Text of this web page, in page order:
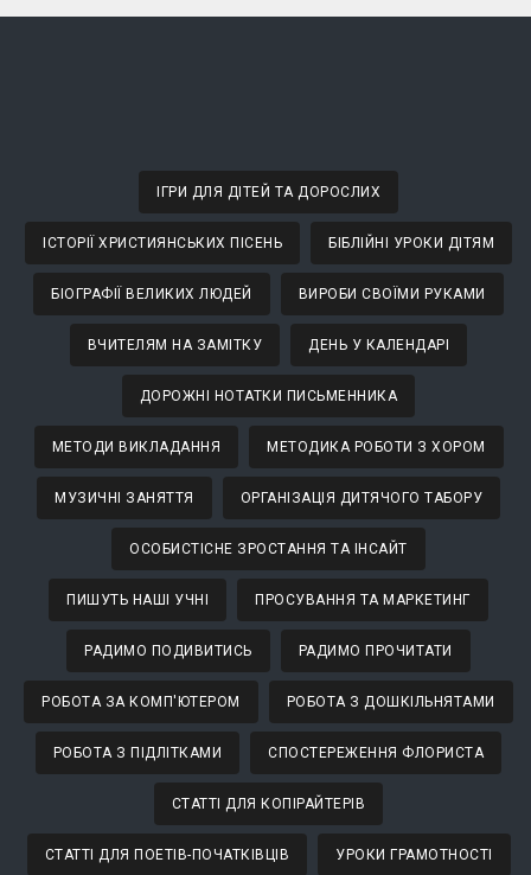
ІГРИ ДЛЯ ДІТЕЙ ТА ДОРОСЛИХ
ІСТОРІЇ ХРИСТИЯНСЬКИХ ПІСЕНЬ БІБЛІЙНІ УРОКИ ДІТЯМ
БІОГРАФІЇ ВЕЛИКИХ ЛЮДЕЙ ВИРОБИ СВОЇМИ РУКАМИ
ВЧИТЕЛЯМ НА ЗАМІТКУ ДЕНЬ У КАЛЕНДАРІ
ДОРОЖНІ НОТАТКИ ПИСЬМЕННИКА
МЕТОДИ ВИКЛАДАННЯ МЕТОДИКА РОБОТИ З ХОРОМ
МУЗИЧНІ ЗАНЯТТЯ ОРГАНІЗАЦІЯ ДИТЯЧОГО ТАБОРУ
ОСОБИСТІСНЕ ЗРОСТАННЯ ТА ІНСАЙТ
ПИШУТЬ НАШІ УЧНІ ПРОСУВАННЯ ТА МАРКЕТИНГ
РАДИМО ПОДИВИТИСЬ РАДИМО ПРОЧИТАТИ
РОБОТА ЗА КОМП'ЮТЕРОМ РОБОТА З ДОШКІЛЬНЯТАМИ
РОБОТА З ПІДЛІТКАМИ СПОСТЕРЕЖЕННЯ ФЛОРИСТА
СТАТТІ ДЛЯ КОПІРАЙТЕРІВ
СТАТТІ ДЛЯ ПОЕТІВ-ПОЧАТКІВЦІВ УРОКИ ГРАМОТНОСТІ